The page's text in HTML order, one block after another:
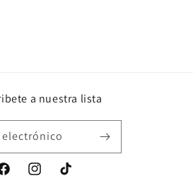
a nuestra lista
electrónico
InstagramTikTok